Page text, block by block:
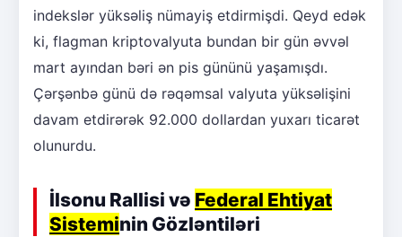
indekslər yüksəliş nümayiş etdirmişdi. Qeyd edək
ki, flagman kriptovalyuta bundan bir gün əvvəl
mart ayından bəri ən pis gününü yaşamışdı.
Çərşənbə günü də rəqəmsal valyuta yüksəlişini
davam etdirərək 92.000 dollardan yuxarı ticarət
olunurdu.
İlsonu Rallisi və Federal Ehtiyat
Sisteminin Gözləntiləri